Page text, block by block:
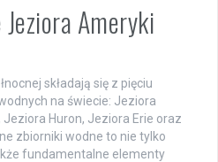
Ameryki
składają się z pięciu
na świecie: Jeziora
Huron, Jeziora Erie oraz
zbiorniki wodne to nie tylko
fundamentalne elementy